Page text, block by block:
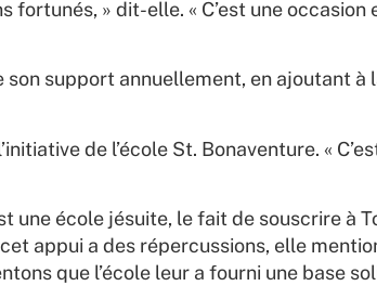
fortunés, » dit-elle. « C’est une
support annuellement, en ajoutant
de l’école St. Bonaventure. «
une école jésuite, le fait de souscrire à
appui a des répercussions, elle
que l’école leur a fourni une base